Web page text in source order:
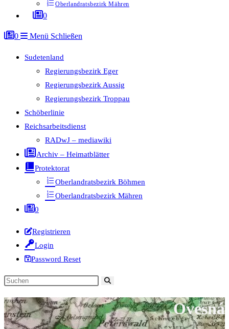
Oberlandratsbezirk Mähren
0
0 Menü Schließen
Sudetenland
Regierungsbezirk Eger
Regierungsbezirk Aussig
Regierungsbezirk Troppau
Schöberlinie
Reichsarbeitsdienst
RADwJ – mediawiki
Archiv – Heimatblätter
Protektorat
Oberlandratsbezirk Böhmen
Oberlandratsbezirk Mähren
0
Registrieren
Login
Password Reset
Diese
durchsuchen
Ovesná